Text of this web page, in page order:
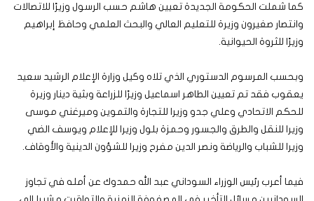
كما شملت الحكومة الجديدة تعيين هاشم حسب الرسول وزيرًا للاتصالات
وانتصار صغيرون وزيرة للتعليم العالي والبحث العلمي وحافظ إبراهيم
وزيرًا للثروة الحيوانية.
وبحسب المرسوم الدستوري الذي تلاه وكيل وزارة الإعلام الرشيد سعيد
يعقوب فقد تم تعيين الطاهر اسماعيل وزيرًا للزراعة وبثية دينار وزيرة
للحكم الاتحادي وعلي جدو وزيرا للتجارة والتموين وميرغني موسى
وزيرا للنقل والطرق والجسور وحمزة بلول وزيرا للإعلام ويوسف الضي
وزيرا للشباب والرياضة ونصر الدين مفرح وزيرا للشؤون الدينية والأوقاف.
فيما أعرب رئيس الوزراء السوداني عبد الله حمدوك عن أمله في تجاوز